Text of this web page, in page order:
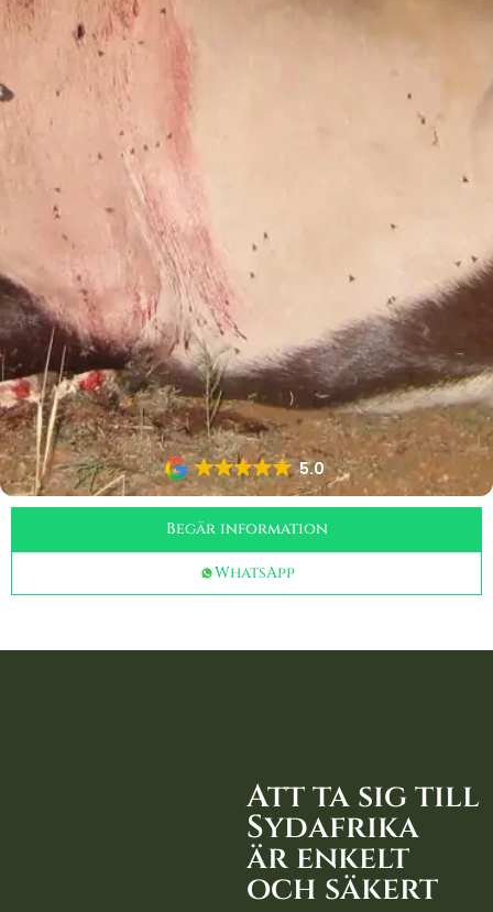
5.0
Begär information
WhatsApp
Att ta sig till
Sydafrika
är enkelt
och säkert